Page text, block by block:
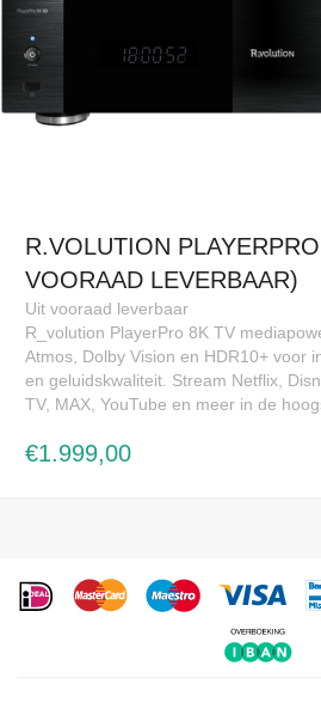
R.VOLUTION
VOORAAD LEVERBAAR)
Uit vooraad leverbaar
R_volution PlayerPro 8K TV
Atmos, Dolby Vision en HDR10+ voor
en geluidskwaliteit. Stream Netflix,
TV, MAX, YouTube en meer in de
€1.999,00